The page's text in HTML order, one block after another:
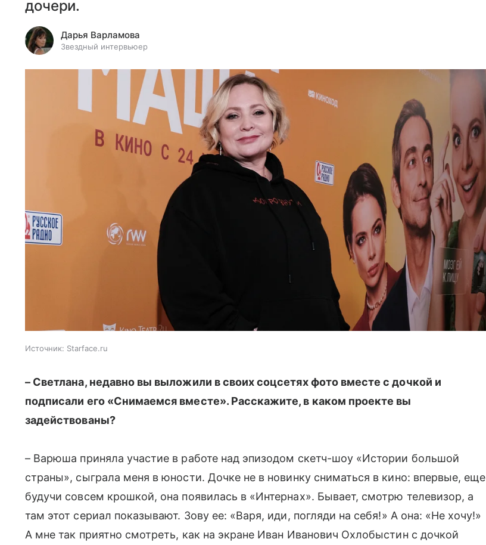
дочери.
Дарья Варламова
Звездный интервьюер
Источник: Starface.ru
– Светлана, недавно вы выложили в своих соцсетях фото вместе с дочкой и
подписали его «Снимаемся вместе». Расскажите, в каком проекте вы
задействованы?
– Варюша приняла участие в работе над эпизодом скетч-шоу «Истории большой
страны», сыграла меня в юности. Дочке не в новинку сниматься в кино: впервые, еще
будучи совсем крошкой, она появилась в «Интернах». Бывает, смотрю телевизор, а
там этот сериал показывают. Зову ее: «Варя, иди, погляди на себя!» А она: «Не хочу!»
А мне так приятно смотреть, как на экране Иван Иванович Охлобыстин с дочкой